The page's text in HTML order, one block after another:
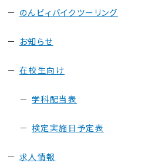
のんビィバイクツーリング
お知らせ
在校生向け
学科配当表
検定実施日予定表
求人情報